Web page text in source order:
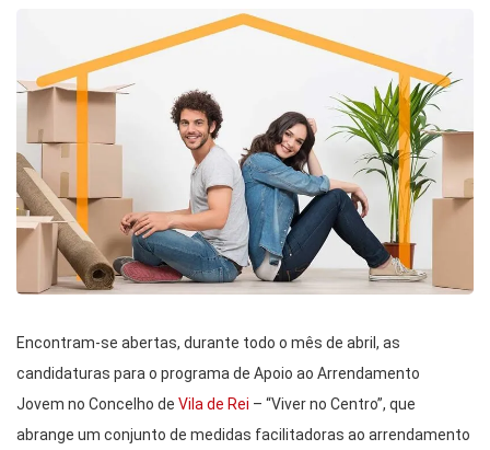
Encontram-se abertas, durante todo o mês de abril, as
candidaturas para o programa de Apoio ao Arrendamento
Jovem no Concelho de Vila de Rei – “Viver no Centro”, que
abrange um conjunto de medidas facilitadoras ao arrendamento